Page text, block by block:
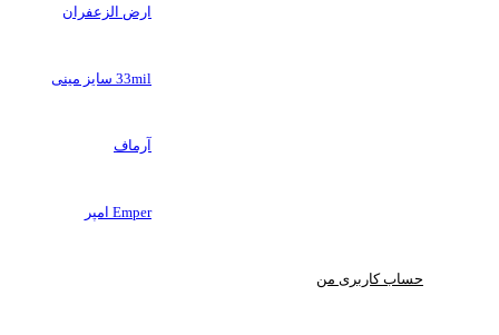
ارض الزعفران
33mil سایز مینی
آرماف
Emper امپر
حساب کاربری من